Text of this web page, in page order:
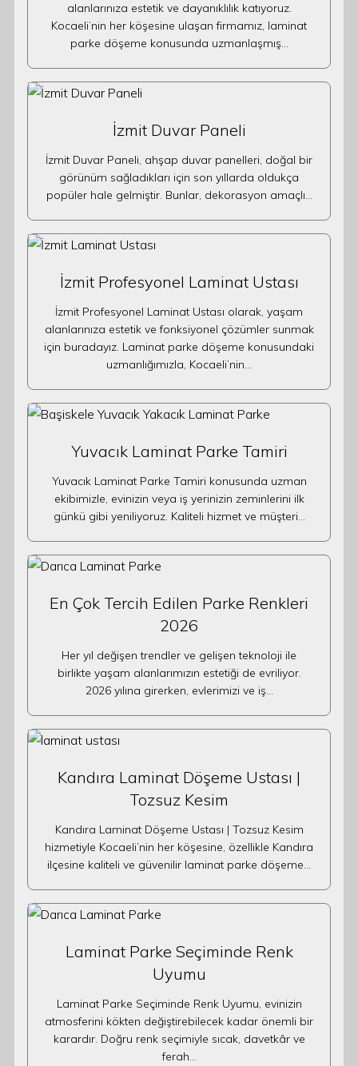
alanlarınıza estetik ve dayanıklılık katıyoruz.
Kocaeli’nin her köşesine ulaşan firmamız, laminat
parke döşeme konusunda uzmanlaşmış…
İzmit Duvar Paneli
İzmit Duvar Paneli, ahşap duvar panelleri, doğal bir
görünüm sağladıkları için son yıllarda oldukça
popüler hale gelmiştir. Bunlar, dekorasyon amaçlı…
İzmit Profesyonel Laminat Ustası
İzmit Profesyonel Laminat Ustası olarak, yaşam
alanlarınıza estetik ve fonksiyonel çözümler sunmak
için buradayız. Laminat parke döşeme konusundaki
uzmanlığımızla, Kocaeli’nin…
Yuvacık Laminat Parke Tamiri
Yuvacık Laminat Parke Tamiri konusunda uzman
ekibimizle, evinizin veya iş yerinizin zeminlerini ilk
günkü gibi yeniliyoruz. Kaliteli hizmet ve müşteri…
En Çok Tercih Edilen Parke Renkleri
2026
Her yıl değişen trendler ve gelişen teknoloji ile
birlikte yaşam alanlarımızın estetiği de evriliyor.
2026 yılına girerken, evlerimizi ve iş…
Kandıra Laminat Döşeme Ustası |
Tozsuz Kesim
Kandıra Laminat Döşeme Ustası | Tozsuz Kesim
hizmetiyle Kocaeli’nin her köşesine, özellikle Kandıra
ilçesine kaliteli ve güvenilir laminat parke döşeme…
Laminat Parke Seçiminde Renk
Uyumu
Laminat Parke Seçiminde Renk Uyumu, evinizin
atmosferini kökten değiştirebilecek kadar önemli bir
karardır. Doğru renk seçimiyle sıcak, davetkâr ve
ferah…